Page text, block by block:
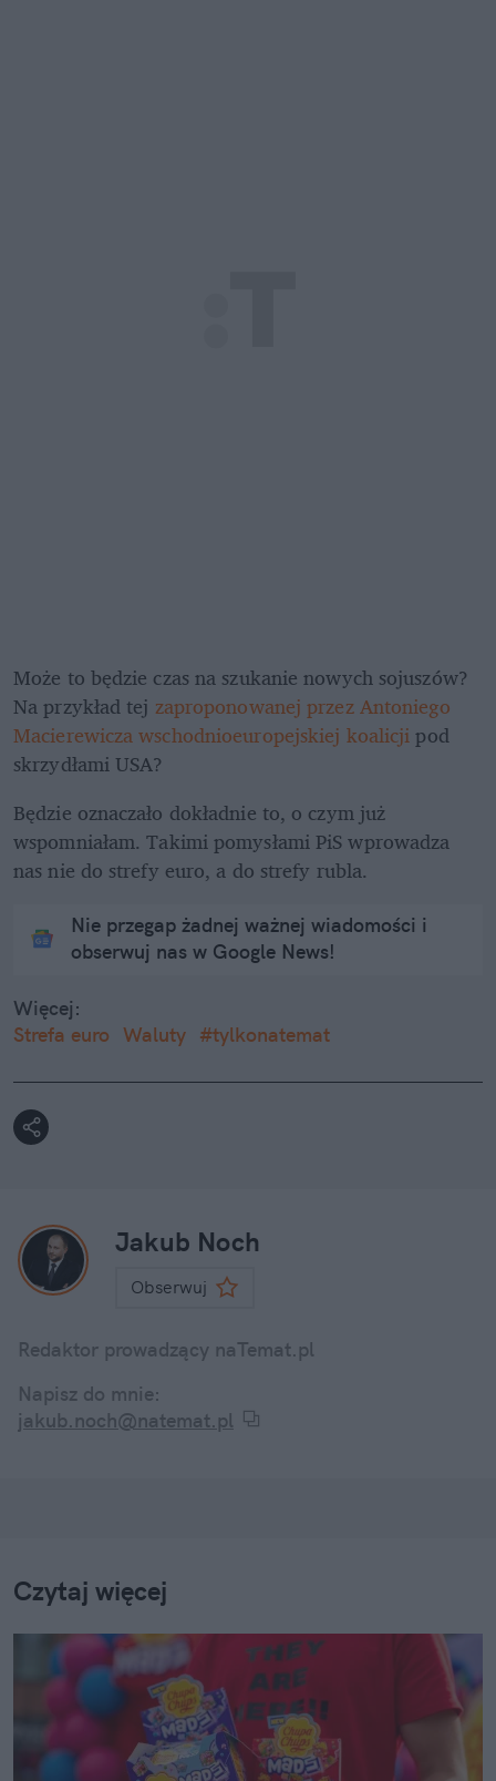
Może to będzie czas na szukanie nowych sojuszów?
Na przykład tej zaproponowanej przez Antoniego
Macierewicza wschodnioeuropejskiej koalicji pod
skrzydłami USA?
Będzie oznaczało dokładnie to, o czym już
wspomniałam. Takimi pomysłami PiS wprowadza
nas nie do strefy euro, a do strefy rubla.
Nie przegap żadnej ważnej wiadomości i
obserwuj nas w Google News!
Więcej:
Strefa euro Waluty #tylkonatemat
Jakub Noch
Obserwuj
Redaktor prowadzący naTemat.pl
Napisz do mnie:
jakub.noch@natemat.pl
Czytaj więcej